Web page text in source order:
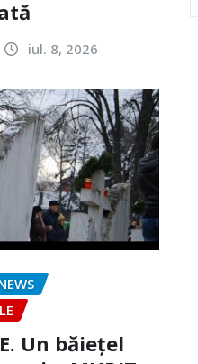
iul. 8, 2026
Un băiețel